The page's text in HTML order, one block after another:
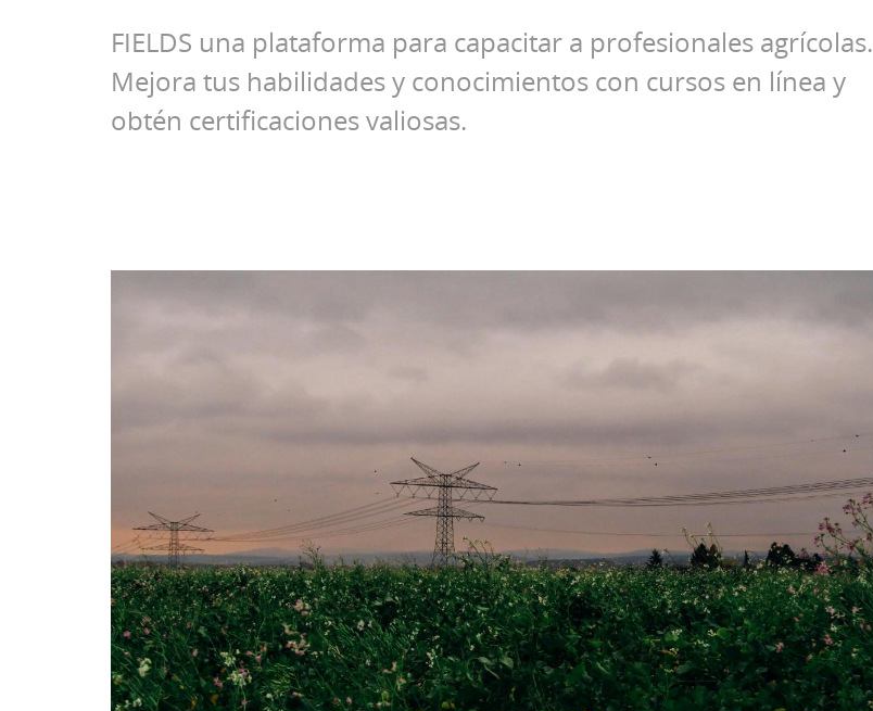
FIELDS una plataforma para capacitar a profesionales agrícolas.
Mejora tus habilidades y conocimientos con cursos en línea y
obtén certificaciones valiosas.